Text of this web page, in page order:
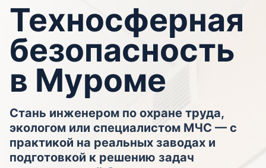
Техносферная
безопасность
в Муроме
Стань инженером по охране труда,
экологом или специалистом МЧС — с
практикой на реальных заводах и
подготовкой к решению задач